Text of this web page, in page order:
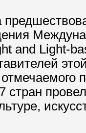
and Light-
стран